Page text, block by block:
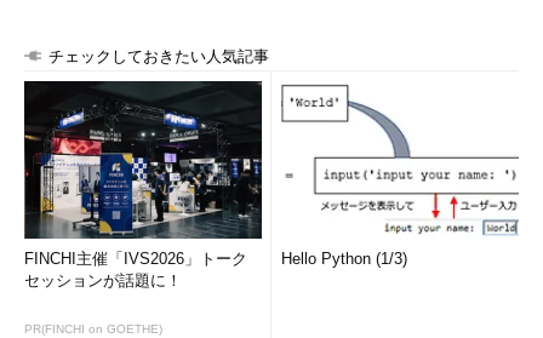
チェックしておきたい人気記事
FINCHI主催「IVS2026」トーク
セッションが話題に！
PR(FINCHI on GOETHE)
Hello Python (1/3)